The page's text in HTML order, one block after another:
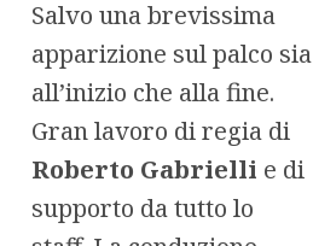
Salvo una brevissima
apparizione sul palco sia
all’inizio che alla fine.
Gran lavoro di regia di
Roberto Gabrielli e di
supporto da tutto lo